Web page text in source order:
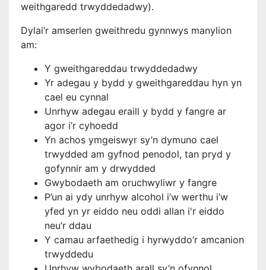
weithgaredd trwyddedadwy).
Dylai’r amserlen gweithredu gynnwys manylion
am:
Y gweithgareddau trwyddedadwy
Yr adegau y bydd y gweithgareddau hyn yn
cael eu cynnal
Unrhyw adegau eraill y bydd y fangre ar
agor i’r cyhoedd
Yn achos ymgeiswyr sy’n dymuno cael
trwydded am gyfnod penodol, tan pryd y
gofynnir am y drwydded
Gwybodaeth am oruchwyliwr y fangre
P’un ai ydy unrhyw alcohol i’w werthu i’w
yfed yn yr eiddo neu oddi allan i'r eiddo
neu’r ddau
Y camau arfaethedig i hyrwyddo’r amcanion
trwyddedu